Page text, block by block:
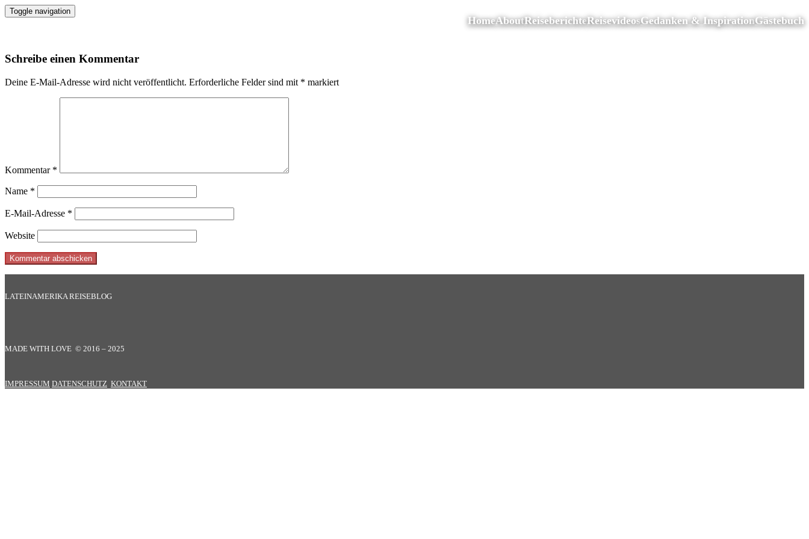
Toggle navigation
HomeAboutReiseberichteReisevideosGedanken & InspirationGästebuch
Schreibe einen Kommentar
Deine E-Mail-Adresse wird nicht veröffentlicht. Erforderliche Felder sind mit * markiert
Kommentar *
Name *
E-Mail-Adresse *
Website
LATEINAMERIKA REISEBLOG
MADE WITH LOVE © 2016 – 2025
IMPRESSUM DATENSCHUTZ KONTAKT